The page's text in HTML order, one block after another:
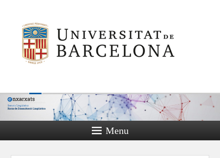
Menu